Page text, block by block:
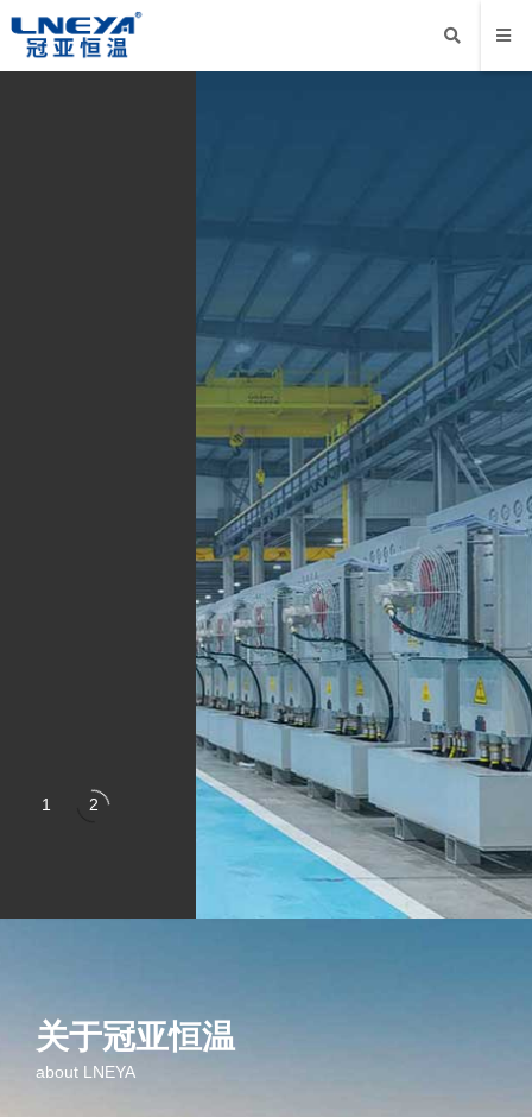
低温可达-180℃，突破
降耗增效:无电加热辅助设计
关于冠亚恒温
about LNEYA